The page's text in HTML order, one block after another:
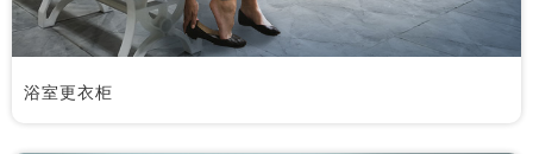
浴室更衣柜